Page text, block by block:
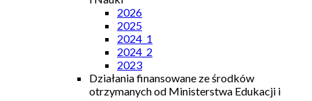
2026
2025
2024_1
2024_2
2023
Działania finansowane ze środków
otrzymanych od Ministerstwa Edukacji i